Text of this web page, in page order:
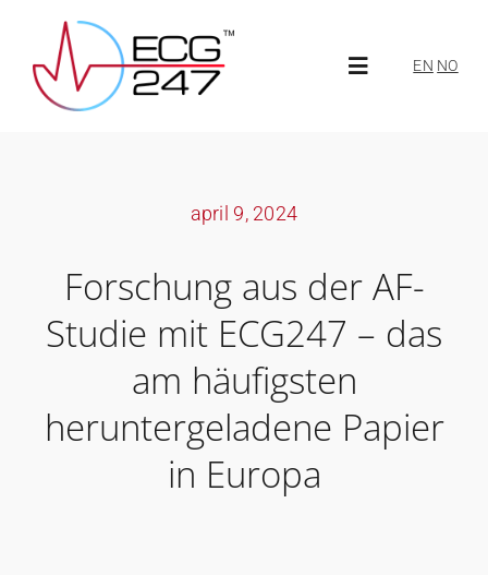
content
Toggle
Neuigkeiten
ECG247 Portal
EN NO
april 9, 2024
Forschung aus der AF-
Studie mit ECG247 – das
am häufigsten
heruntergeladene Papier
in Europa